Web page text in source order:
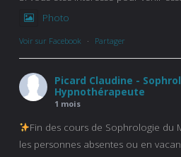
Photo
Voir sur Facebook · Partager
Picard Claudine -
Hypnothérapeute
1 mois
Fin des cours de Sophrologie du
les personnes absentes ou en